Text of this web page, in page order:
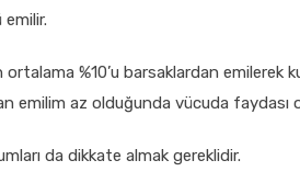
emilir.
ortalama %10’u barsaklardan
emilim az olduğunda vücuda faydası
da dikkate almak gereklidir.